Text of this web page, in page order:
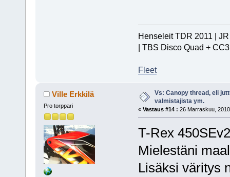
Henseleit TDR 2011 |
| TBS Disco Quad +
Fleet
Ville Erkkilä
Pro torppari
Vs: Canopy thread, eli
valmistajista ym.
« Vastaus #14 : 26 Marraskuu,
T-Rex
Mielestäni
Lisäksi väritys